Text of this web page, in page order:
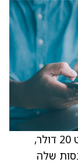
מניית Unity זינקה ביותר מ־15% לכמעט 20 דולר,
שלה